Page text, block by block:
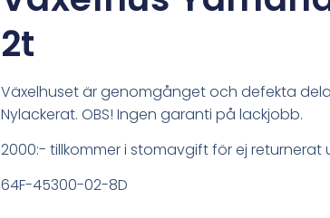
2t
Växelhuset är genomgånget och defekta
Nylackerat. OBS! Ingen garanti på lackjobb.
2000:- tillkommer i stomavgift för ej returnerat
64F-45300-02-8D